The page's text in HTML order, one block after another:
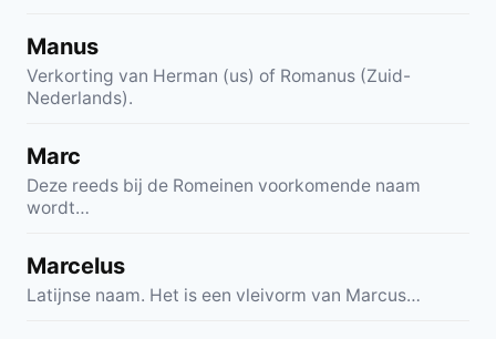
Manus
Verkorting van Herman (us) of Romanus (Zuid-
Nederlands).
Marc
Deze reeds bij de Romeinen voorkomende naam
wordt…
Marcelus
Latijnse naam. Het is een vleivorm van Marcus…